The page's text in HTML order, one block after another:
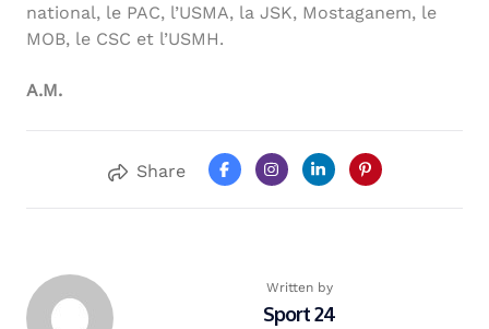
national, le PAC, l’USMA, la JSK, Mostaganem, le
MOB, le CSC et l’USMH.
A.M.
Share
Written by
Sport 24